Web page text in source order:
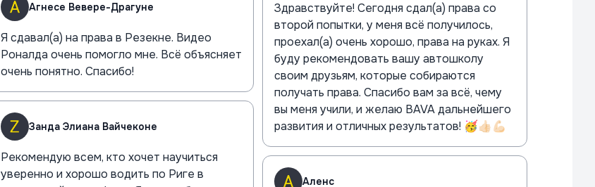
Агнесе Веверe-Драгунe
Я сдавал(а) на права в Резекне. Видео
Роналда очень помогло мне. Всё объясняет
очень понятно. Спасибо!
Занда Элиана Вайчеконе
Рекомендую всем, кто хочет научиться
уверенно и хорошо водить по Риге в
Здравствуйте! Сегодня сдал(а) права со
второй попытки, у меня всё получилось,
проехал(а) очень хорошо, права на руках. Я
буду рекомендовать вашу автошколу
своим друзьям, которые собираются
получать права. Спасибо вам за всё, чему
вы меня учили, и желаю BAVA дальнейшего
развития и отличных результатов! 🥳👍🏻💪🏻
Аленс